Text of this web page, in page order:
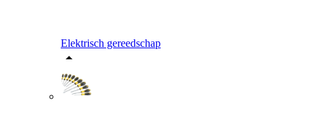
Elektrisch gereedschap